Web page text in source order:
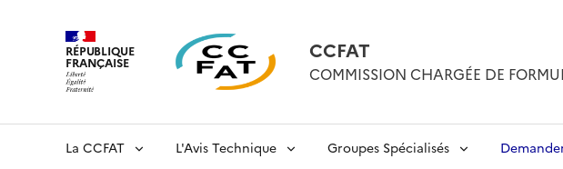
RÉPUBLIQUE
FRANÇAISE CCFAT
COMMISSION CHARGÉE DE
La CCFAT L'Avis Technique Groupes Spécialisés